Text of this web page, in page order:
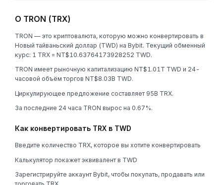
О TRON (TRX)
TRON — это криптовалюта, которую можно конвертировать в
Новый тайваньский доллар (TWD) на Bybit. Текущий обменный
курс: 1 TRX = NT$10.63764173928252 TWD.
TRON имеет рыночную капитализацию NT$1.01T TWD и 24-
часовой объём торгов NT$8.03B TWD.
Циркулирующее предложение составляет 95B TRX.
За последние 24 часа TRON вырос на 0.67%.
Как конвертировать TRX в TWD
Введите количество TRX, которое вы хотите конвертировать
Калькулятор покажет эквивалент в TWD
Зарегистрируйте аккаунт Bybit, чтобы покупать, продавать или